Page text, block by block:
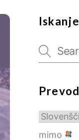
Iskanje
Prevod
mimo